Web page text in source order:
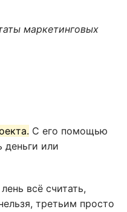
маркетинговых
С его помощью
деньги или
всё считать,
третьим просто